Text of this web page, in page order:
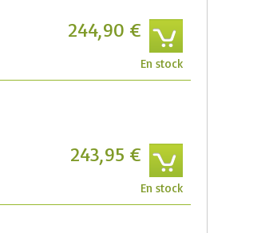
En stock
244,90 €
En stock
243,95 €